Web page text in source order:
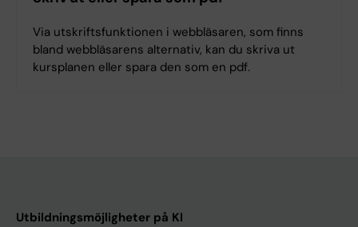
Via utskriftsfunktionen i webbläsaren, som finns
bland webbläsarens alternativ, kan du skriva ut
kursplanen eller spara den som en pdf.
Utbildningsmöjligheter på KI